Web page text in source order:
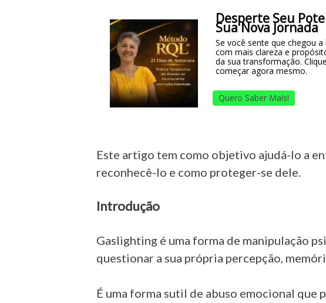
Desperte Seu
Sua Nova Jornada
Se você sente que chegou
com mais clareza e
da sua transformação.
começar agora mesmo.
Quero Saber Mais!
Este artigo tem como objetivo ajudá-lo a
reconhecê-lo e como proteger-se dele.
Introdução
Gaslighting é uma forma de manipulação
questionar a sua própria percepção,
É uma forma sutil de abuso emocional que